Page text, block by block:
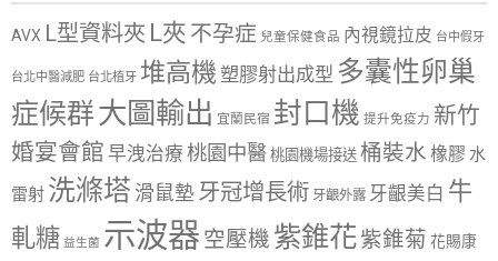
AVX L型資料夾 L夾 不孕症 兒童保健食品 內視鏡拉皮 台中假牙
台北中醫減肥 台北植牙 堆高機塑膠射出成型 多囊性卵巢
症候群大圖輸出 宜蘭民宿 封口機 提升免疫力 新竹
婚宴會館 早洩治療 桃園中醫 桃園機場接送 桶裝水 橡膠 水
雷射 洗滌塔 滑鼠墊 牙冠增長術 牙齦外露 牙齦美白 牛
軋糖 益生菌 示波器 空壓機 紫錐花紫錐菊 花賜康